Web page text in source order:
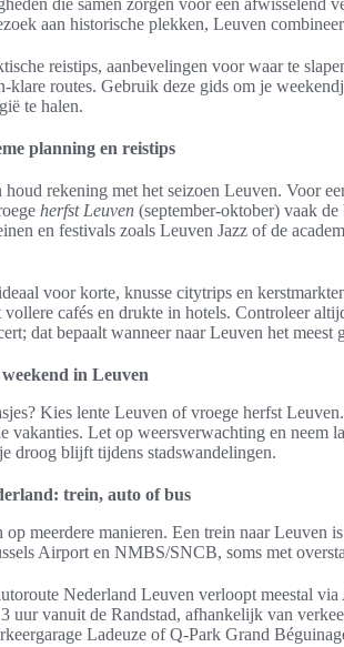
die samen zorgen voor een
aan historische plekken, Leuven
reistips, aanbevelingen voor waar te
klare routes. Gebruik deze gids om je
te halen.
planning en reistips
rekening met het seizoen Leuven. Voor
herfst Leuven (september-oktober) vaak
en festivals zoals Leuven Jazz of de
voor korte, knusse citytrips en
cafés en drukte in hotels. Controleer
dat bepaalt wanneer naar Leuven het meest
in Leuven
Kies lente Leuven of vroege herfst
vakanties. Let op weersverwachting en neem
droog blijft tijdens stadswandelingen.
trein, auto of bus
meerdere manieren. Een trein naar Leuven
Airport en NMBS/SNCB, soms met
Nederland Leuven verloopt meestal
uur vanuit de Randstad, afhankelijk van
Ladeuze of Q-Park Grand